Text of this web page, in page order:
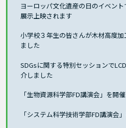
ヨーロッパ文化遺産の日のイベン
展示上映されます
小学校３年生の皆さんが木材高度
ました
SDGsに関する特別セッションで
介しました
「生物資源科学部FD講演会」を開
「システム科学技術学部FD講演会